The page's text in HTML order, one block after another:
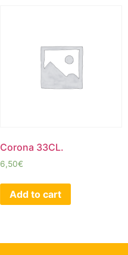
Corona 33CL.
6,50€
Add to cart